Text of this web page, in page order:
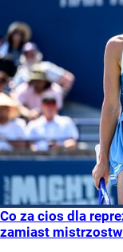
Co za cios dla
zamiast